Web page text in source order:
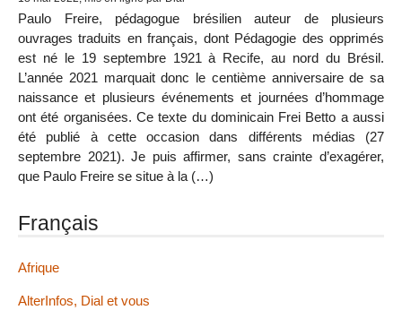
Paulo Freire, pédagogue brésilien auteur de plusieurs
ouvrages traduits en français, dont Pédagogie des opprimés
est né le 19 septembre 1921 à Recife, au nord du Brésil.
L’année 2021 marquait donc le centième anniversaire de sa
naissance et plusieurs événements et journées d’hommage
ont été organisées. Ce texte du dominicain Frei Betto a aussi
été publié à cette occasion dans différents médias (27
septembre 2021). Je puis affirmer, sans crainte d’exagérer,
que Paulo Freire se situe à la (…)
Français
Afrique
AlterInfos, Dial et vous